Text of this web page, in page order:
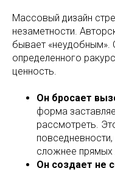
Массовый дизайн
незаметности.
бывает «неудобным».
определенного
ценность.
Он бросает
форма
рассмотреть.
сложнее прямых
Он создает не